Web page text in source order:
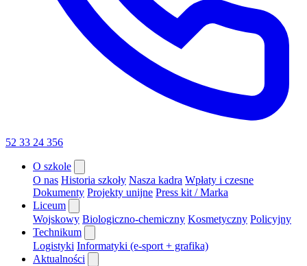
52 33 24 356
O szkole
O nas Historia szkoły Nasza kadra Wpłaty i czesne
Dokumenty Projekty unijne Press kit / Marka
Liceum
Wojskowy Biologiczno-chemiczny Kosmetyczny Policyjny
Technikum
Logistyki Informatyki (e-sport + grafika)
Aktualności